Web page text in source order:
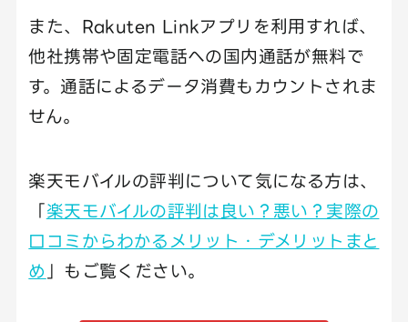
また、Rakuten Linkアプリを利用すれば、
他社携帯や固定電話への国内通話が無料で
す。通話によるデータ消費もカウントされま
せん。
楽天モバイルの評判について気になる方は、
「楽天モバイルの評判は良い？悪い？実際の
口コミからわかるメリット・デメリットまと
め 」もご覧ください。